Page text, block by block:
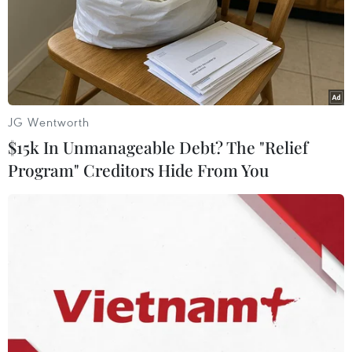
TIN LIÊN QUAN
Đắk Lắk: Xử lý nghiêm vụ phá rừng pơmu
JG Wentworth
$15k In Unmanageable Debt? The "Relief
Program" Creditors Hide From You